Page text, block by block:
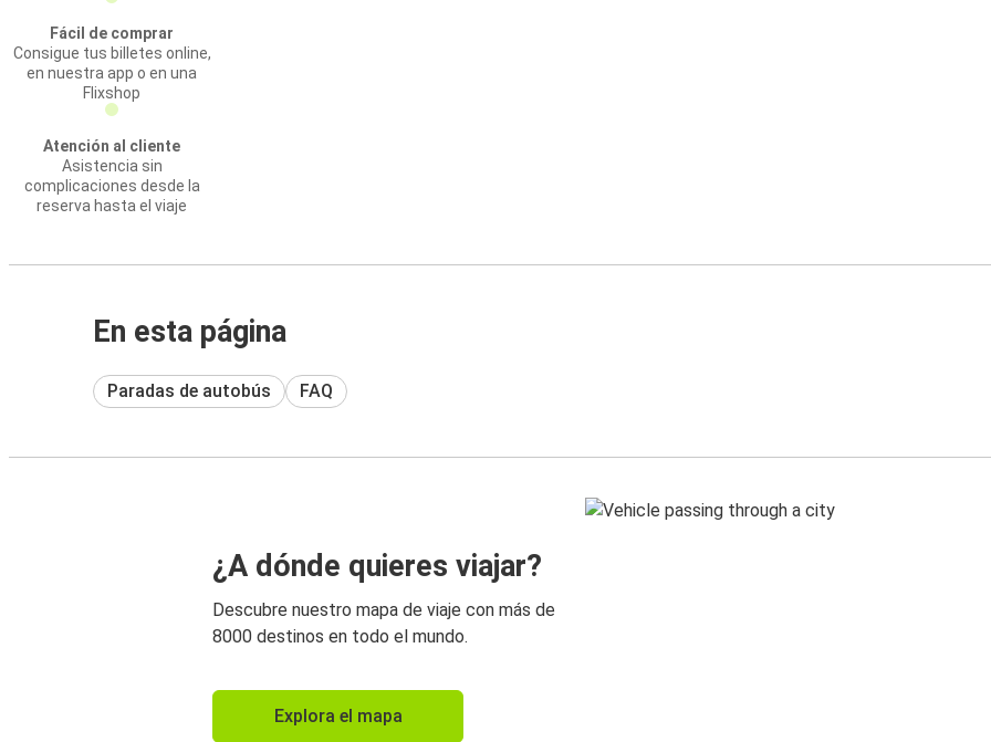
Fácil de comprar
Consigue tus billetes online,
en nuestra app o en una
Flixshop
Atención al cliente
Asistencia sin
complicaciones desde la
reserva hasta el viaje
En esta página
Paradas de autobús FAQ
¿A dónde quieres viajar?
Descubre nuestro mapa de viaje con más de
8000 destinos en todo el mundo.
Explora el mapa